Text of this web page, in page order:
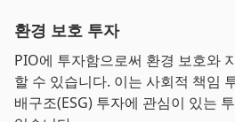
환경 보호 투자
PIO에 투자함으로써 환경 보호와
할 수 있습니다. 이는 사회적 책임
배구조(ESG) 투자에 관심이 있는